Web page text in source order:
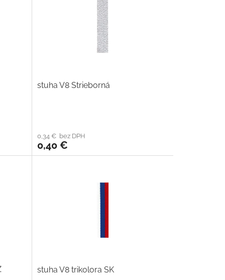
stuha V8 Strieborná
0,34 € bez DPH
0,40 €
stuha V8 trikolora SK